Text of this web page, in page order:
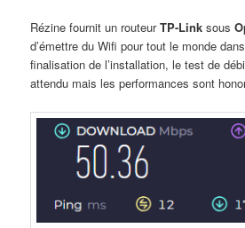
Rézine fournit un routeurTP-Link sous
d’émettre du Wifi pour tout le monde
finalisation de l’installation, le test de
attendu mais les performances sont